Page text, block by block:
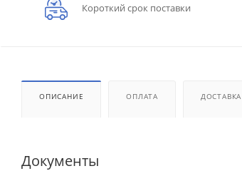
Короткий срок поставки
ОПИСАНИЕ ОПЛАТА ДОСТАВКА
Документы